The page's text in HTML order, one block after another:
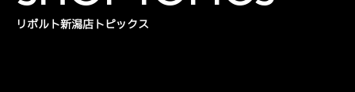
リボルト新潟店トピックス